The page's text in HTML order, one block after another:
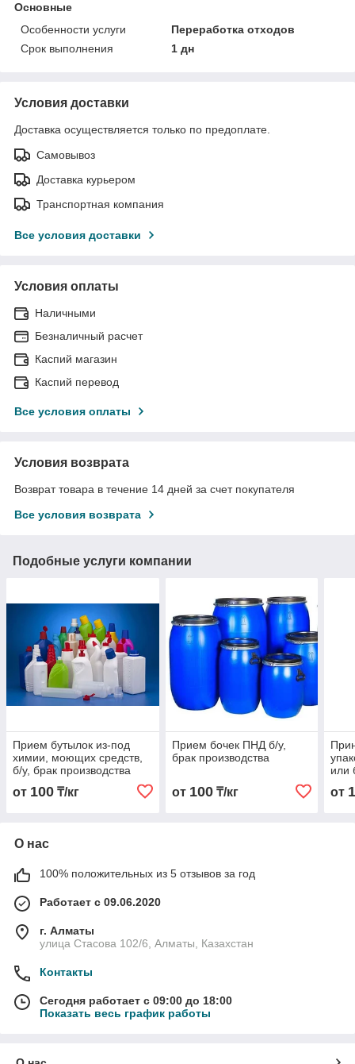
Основные
Особенности услуги
Переработка отходов
Срок выполнения
1 дн
Условия доставки
Доставка осуществляется только по предоплате.
Самовывоз
Доставка курьером
Транспортная компания
Все условия доставки
Условия оплаты
Наличными
Безналичный расчет
Каспий магазин
Каспий перевод
Все условия оплаты
Условия возврата
Возврат товара в течение 14 дней за счет покупателя
Все условия возврата
Подобные услуги компании
Прием бутылок из-под
химии, моющих средств,
б/у, брак производства
от 100 ₸/кг
Прием бочек ПНД б/у,
брак производства
от 100₸/кг
или
от
О нас
100% положительных из 5 отзывов за год
Работает с 09.06.2020
г. Алматы
улица Стасова 102/6, Алматы, Казахстан
Контакты
Сегодня работает с 09:00 до 18:00
Показать весь график работы